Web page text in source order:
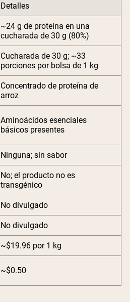
Detalles
~24 g de proteína en una
cucharada de 30 g (80%)
Cucharada de 30 g; ~33
porciones por bolsa de 1 kg
Concentrado de proteína de
arroz
Aminoácidos esenciales
básicos presentes
Ninguna; sin sabor
No; el producto no es
transgénico
No divulgado
No divulgado
~$19.96 por 1 kg
~$0.50